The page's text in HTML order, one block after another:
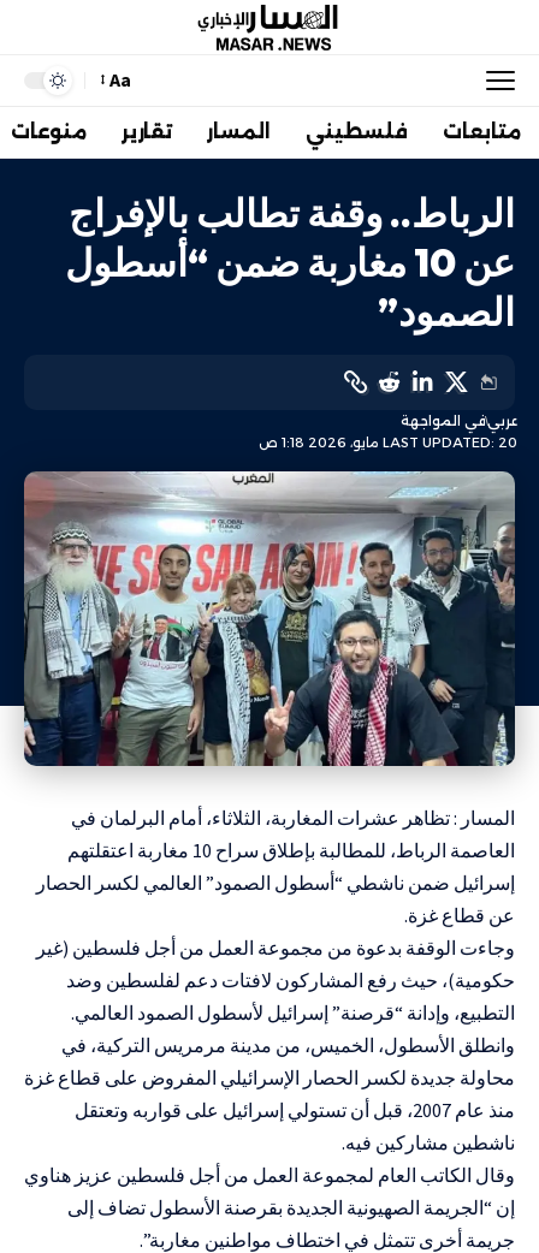
Aa
متابعات فلسطيني المسار تقارير منوعات
الرباط.. وقفة تطالب بالإفراج
عن 10 مغاربة ضمن “أسطول
الصمود”
LAST UPDATED: 20 مايو، 2026 1:18 ص
عربيفي المواجهة
المسار : تظاهر عشرات المغاربة، الثلاثاء، أمام البرلمان في
العاصمة الرباط، للمطالبة بإطلاق سراح 10 مغاربة اعتقلتهم
إسرائيل ضمن ناشطي “أسطول الصمود” العالمي لكسر الحصار
عن قطاع غزة.
وجاءت الوقفة بدعوة من مجموعة العمل من أجل فلسطين (غير
حكومية)، حيث رفع المشاركون لافتات دعم لفلسطين وضد
التطبيع، وإدانة “قرصنة” إسرائيل لأسطول الصمود العالمي.
وانطلق الأسطول، الخميس، من مدينة مرمريس التركية، في
محاولة جديدة لكسر الحصار الإسرائيلي المفروض على قطاع غزة
منذ عام 2007، قبل أن تستولي إسرائيل على قواربه وتعتقل
ناشطين مشاركين فيه.
وقال الكاتب العام لمجموعة العمل من أجل فلسطين عزيز هناوي
إن “الجريمة الصهيونية الجديدة بقرصنة الأسطول تضاف إلى
جريمة أخرى تتمثل في اختطاف مواطنين مغاربة”.